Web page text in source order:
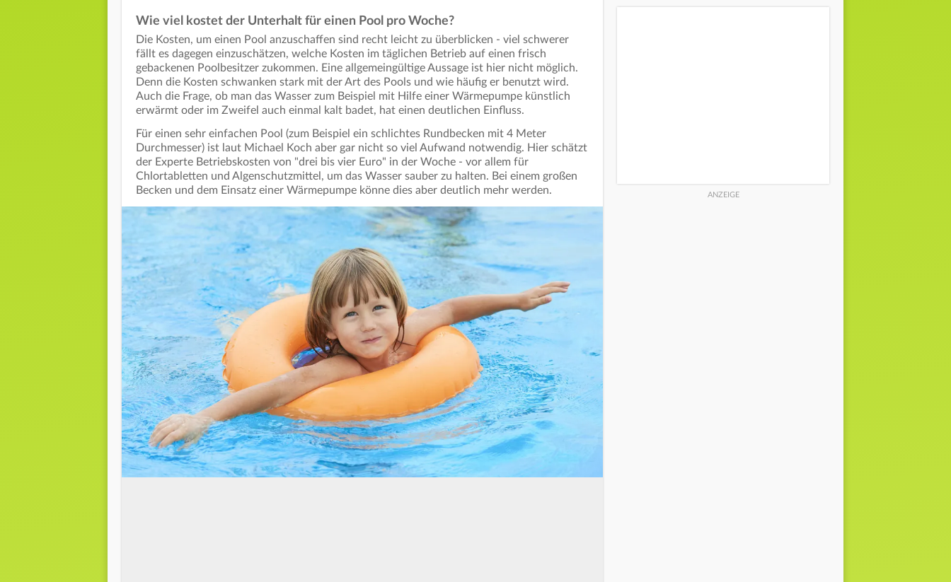
Wie viel kostet der Unterhalt für einen Pool pro Woche?
Die Kosten, um einen Pool anzuschaffen sind recht leicht zu überblicken - viel schwerer
fällt es dagegen einzuschätzen, welche Kosten im täglichen Betrieb auf einen frisch
gebackenen Poolbesitzer zukommen. Eine allgemeingültige Aussage ist hier nicht möglich.
Denn die Kosten schwanken stark mit der Art des Pools und wie häufig er benutzt wird.
Auch die Frage, ob man das Wasser zum Beispiel mit Hilfe einer Wärmepumpe künstlich
erwärmt oder im Zweifel auch einmal kalt badet, hat einen deutlichen Einfluss.
Für einen sehr einfachen Pool (zum Beispiel ein schlichtes Rundbecken mit 4 Meter
Durchmesser) ist laut Michael Koch aber gar nicht so viel Aufwand notwendig. Hier schätzt
der Experte Betriebskosten von "drei bis vier Euro" in der Woche - vor allem für
Chlortabletten und Algenschutzmittel, um das Wasser sauber zu halten. Bei einem großen
Becken und dem Einsatz einer Wärmepumpe könne dies aber deutlich mehr werden.